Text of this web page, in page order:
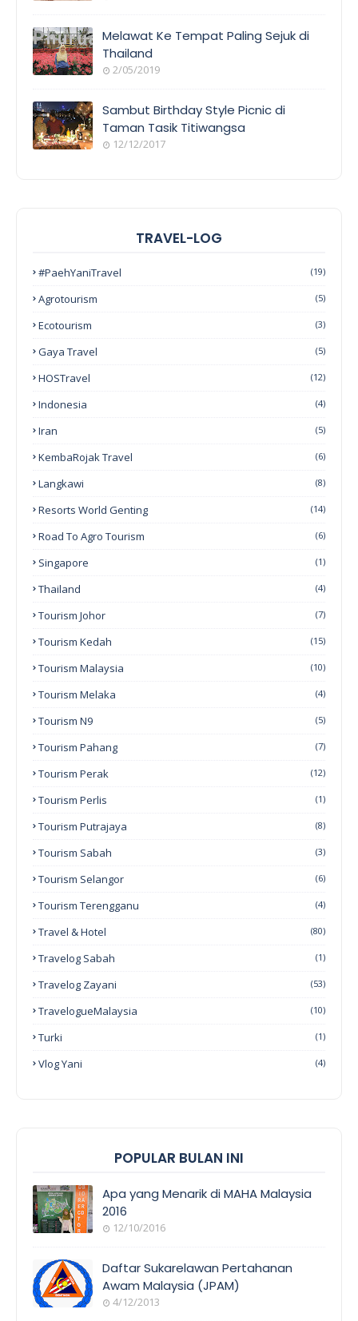
Melawat Ke Tempat Paling Sejuk di
Thailand
2/05/2019
Sambut Birthday Style Picnic di
Taman Tasik Titiwangsa
12/12/2017
TRAVEL-LOG
#PaehYaniTravel (19)
Agrotourism (5)
Ecotourism (3)
Gaya Travel (5)
HOSTravel (12)
Indonesia (4)
Iran (5)
KembaRojak Travel (6)
Langkawi (8)
Resorts World Genting (14)
Road To Agro Tourism (6)
Singapore (1)
Thailand (4)
Tourism Johor (7)
Tourism Kedah (15)
Tourism Malaysia (10)
Tourism Melaka (4)
Tourism N9 (5)
Tourism Pahang (7)
Tourism Perak (12)
Tourism Perlis (1)
Tourism Putrajaya (8)
Tourism Sabah (3)
Tourism Selangor (6)
Tourism Terengganu (4)
Travel & Hotel (80)
Travelog Sabah (1)
Travelog Zayani (53)
TravelogueMalaysia (10)
Turki (1)
Vlog Yani (4)
POPULAR BULAN INI
COVERAGE
Apa yang Menarik di MAHA Malaysia
2016
12/10/2016
Daftar Sukarelawan Pertahanan
Awam Malaysia (JPAM)
4/12/2013